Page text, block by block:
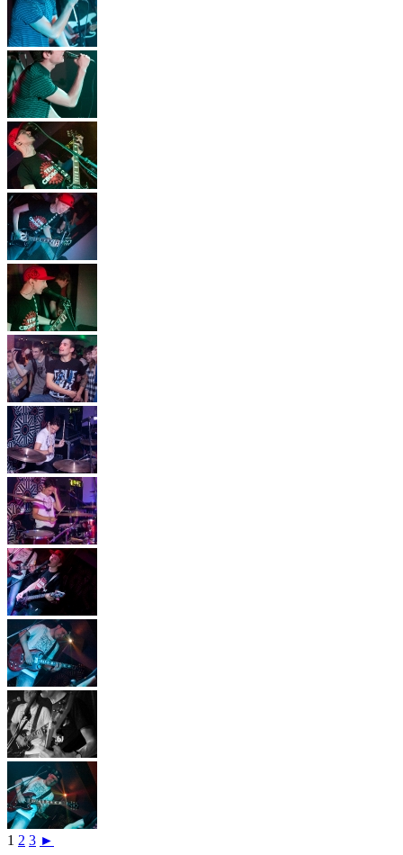
1 2 3 ►